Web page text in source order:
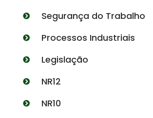
Segurança do Trabalho
Processos Industriais
Legislação
NR12
NR10